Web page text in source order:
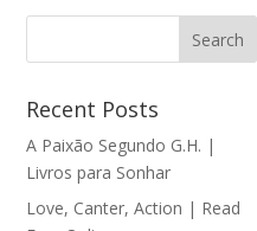
Recent Posts
A Paixão Segundo G.H. |
Livros para Sonhar
Love, Canter, Action | Read